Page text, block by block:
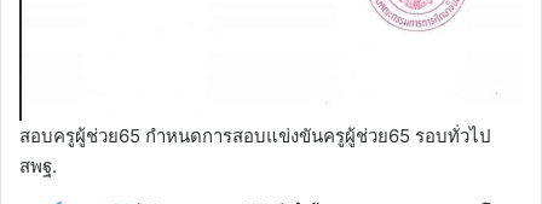
สอบครูผู้ช่วย65 กำหนดการสอบแข่งขันครูผู้ช่วย65 รอบทั่วไป
สพฐ.